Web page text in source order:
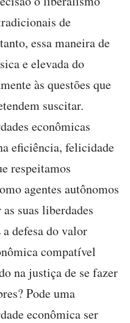
de
essa maneira de
e elevada do
às questões que
suscitar.
econômicas
eficiência, felicidade
respeitamos
agentes autônomos
suas liberdades
defesa do valor
compatível
na justiça de se fazer
Pode uma
econômica ser